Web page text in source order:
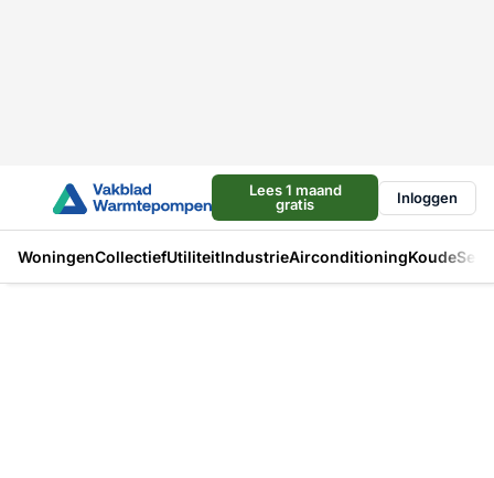
Lees 1 maand
gratis
Inloggen
WoningenCollectiefUtiliteitIndustrieAirconditioningKoude